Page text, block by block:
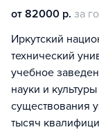
от 82000 р. за
Иркутский
технический
учебное
науки и
существования
тысяч